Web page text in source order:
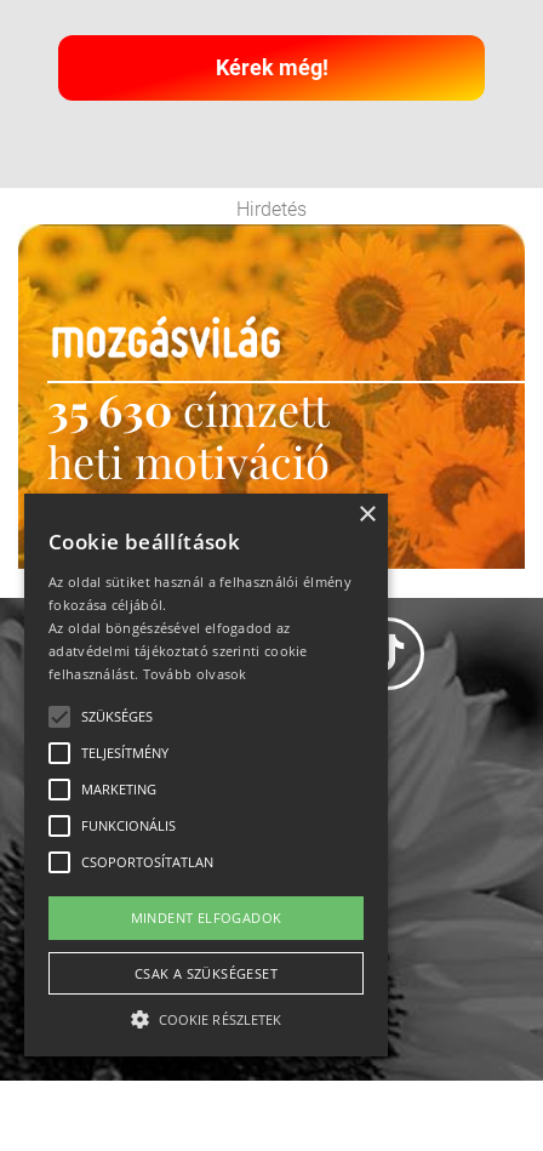
Kérek még!
Hirdetés
35 630címzett
heti motiváció
Ne maradj le!
Impresszum-kapcsolat
Jogi nyilatkozat
Rólunk
English
×
Cookie beállítások
Az oldal sütiket használ a felhasználói élmény
fokozása céljából.
Az oldal böngészésével elfogadod az
adatvédelmi tájékoztató szerinti cookie
felhasználást. Tovább olvasok
SZÜKSÉGES
TELJESÍTMÉNY
MARKETING
FUNKCIONÁLIS
CSOPORTOSÍTATLAN
MINDENT ELFOGADOK
CSAK A SZÜKSÉGESET
COOKIE RÉSZLETEK